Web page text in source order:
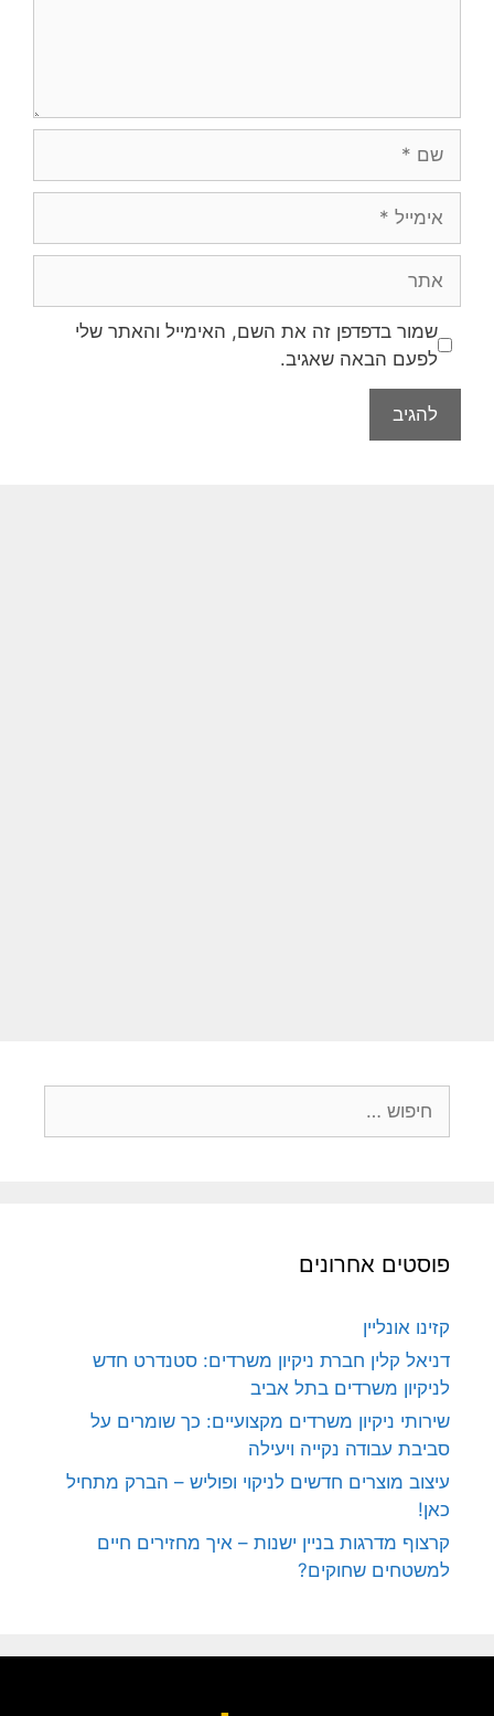
שמור בדפדפן זה את השם, האימייל והאתר שלי
לפעם הבאה שאגיב.
פוסטים אחרונים
קזינו אונליין
דניאל קלין חברת ניקיון משרדים: סטנדרט חדש
לניקיון משרדים בתל אביב
שירותי ניקיון משרדים מקצועיים: כך שומרים על
סביבת עבודה נקייה ויעילה
עיצוב מוצרים חדשים לניקוי ופוליש – הברק מתחיל
כאן!
קרצוף מדרגות בניין ישנות – איך מחזירים חיים
למשטחים שחוקים?